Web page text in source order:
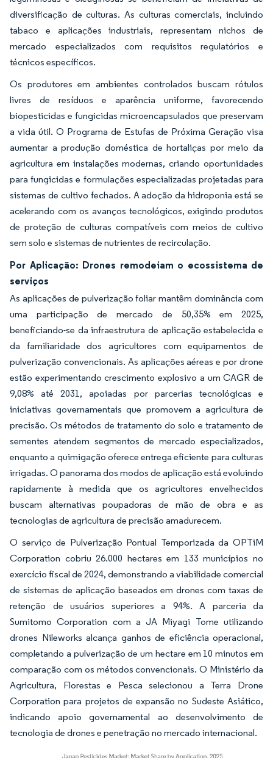
diversificação de culturas. As culturas comerciais, incluindo
tabaco e aplicações industriais, representam nichos de
mercado especializados com requisitos regulatórios e
técnicos específicos.
Os produtores em ambientes controlados buscam rótulos
livres de resíduos e aparência uniforme, favorecendo
biopesticidas e fungicidas microencapsulados que preservam
a vida útil. O Programa de Estufas de Próxima Geração visa
aumentar a produção doméstica de hortaliças por meio da
agricultura em instalações modernas, criando oportunidades
para fungicidas e formulações especializadas projetadas para
sistemas de cultivo fechados. A adoção da hidroponia está se
acelerando com os avanços tecnológicos, exigindo produtos
de proteção de culturas compatíveis com meios de cultivo
sem solo e sistemas de nutrientes de recirculação.
Por Aplicação: Drones remodeiam o ecossistema de
serviços
As aplicações de pulverização foliar mantêm dominância com
uma participação de mercado de 50,35% em 2025,
beneficiando-se da infraestrutura de aplicação estabelecida e
da familiaridade dos agricultores com equipamentos de
pulverização convencionais. As aplicações aéreas e por drone
estão experimentando crescimento explosivo a um CAGR de
9,08% até 2031, apoiadas por parcerias tecnológicas e
iniciativas governamentais que promovem a agricultura de
precisão. Os métodos de tratamento do solo e tratamento de
sementes atendem segmentos de mercado especializados,
enquanto a quimigação oferece entrega eficiente para culturas
irrigadas. O panorama dos modos de aplicação está evoluindo
rapidamente à medida que os agricultores envelhecidos
buscam alternativas poupadoras de mão de obra e as
tecnologias de agricultura de precisão amadurecem.
O serviço de Pulverização Pontual Temporizada da OPTiM
Corporation cobriu 26.000 hectares em 133 municípios no
exercício fiscal de 2024, demonstrando a viabilidade comercial
de sistemas de aplicação baseados em drones com taxas de
retenção de usuários superiores a 94%. A parceria da
Sumitomo Corporation com a JA Miyagi Tome utilizando
drones Nileworks alcança ganhos de eficiência operacional,
completando a pulverização de um hectare em 10 minutos em
comparação com os métodos convencionais. O Ministério da
Agricultura, Florestas e Pesca selecionou a Terra Drone
Corporation para projetos de expansão no Sudeste Asiático,
indicando apoio governamental ao desenvolvimento de
tecnologia de drones e penetração no mercado internacional.